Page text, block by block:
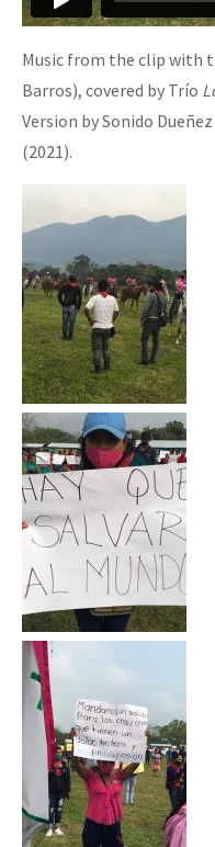
Music from the clip with
Barros), covered by Trío
Version by Sonido
(2021).